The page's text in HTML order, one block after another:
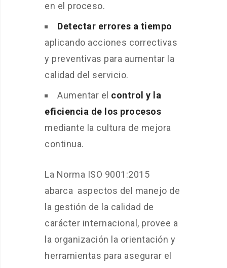
en el proceso.
Detectar errores a tiempo
aplicando acciones correctivas
y preventivas para aumentar la
calidad del servicio.
Aumentar el control y la
eficiencia de los procesos
mediante la cultura de mejora
continua.
La Norma ISO 9001:2015
abarca aspectos del manejo de
la gestión de la calidad de
carácter internacional, provee a
la organización la orientación y
herramientas para asegurar el